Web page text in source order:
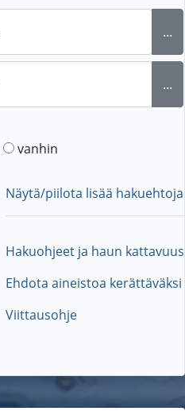
...
...
vanhin
Näytä/piilota lisää hakuehtoja
Hakuohjeet ja haun kattavuus
Ehdota aineistoa kerättäväksi
Viittausohje